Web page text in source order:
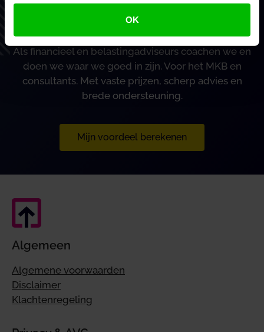
gebruiken.
OK
Vertrouw op BoekZo, net als
honderden andere ondernemers
Als financieel en belastingadviseurs coachen we en
doen we waar we goed in zijn. Voor het MKB en
consultants. Met vaste prijzen, scherp advies en
brede ondersteuning.
Mijn voordeel berekenen
Algemeen
Algemene voorwaarden
Disclaimer
Klachtenregeling